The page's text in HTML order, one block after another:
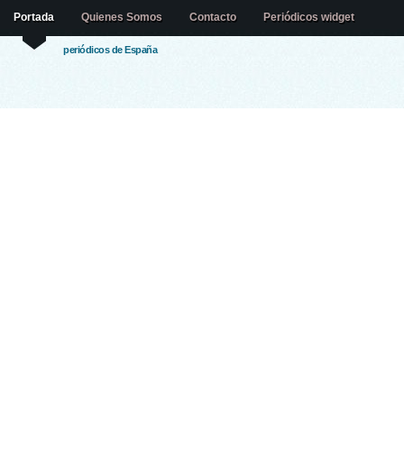
periódicos de España
Portada Quienes Somos Contacto Periódicos widget